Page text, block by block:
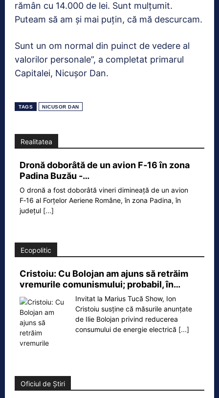
rămân cu 14.000 de lei. Sunt mulţumit.
Puteam să am şi mai puţin, că mă descurcam.
Sunt un om normal din puinct de vedere al
valorilor personale”, a completat primarul
Capitalei, Nicuşor Dan.
TAGS NICUSOR DAN
Realitatea
Dronă doborâtă de un avion F‑16 în zona
Padina Buzău -…
O dronă a fost doborâtă vineri dimineață de un avion
F‑16 al Forțelor Aeriene Române, în zona Padina, în
județul [...]
Ecopolitic
Cristoiu: Cu Bolojan am ajuns să retrăim
vremurile comunismului; probabil, în…
Invitat la Marius Tucă Show, Ion
Cristoiu susține că măsurile anunțate
de Ilie Bolojan privind reducerea
consumului de energie electrică [...]
Oficiul de Știri